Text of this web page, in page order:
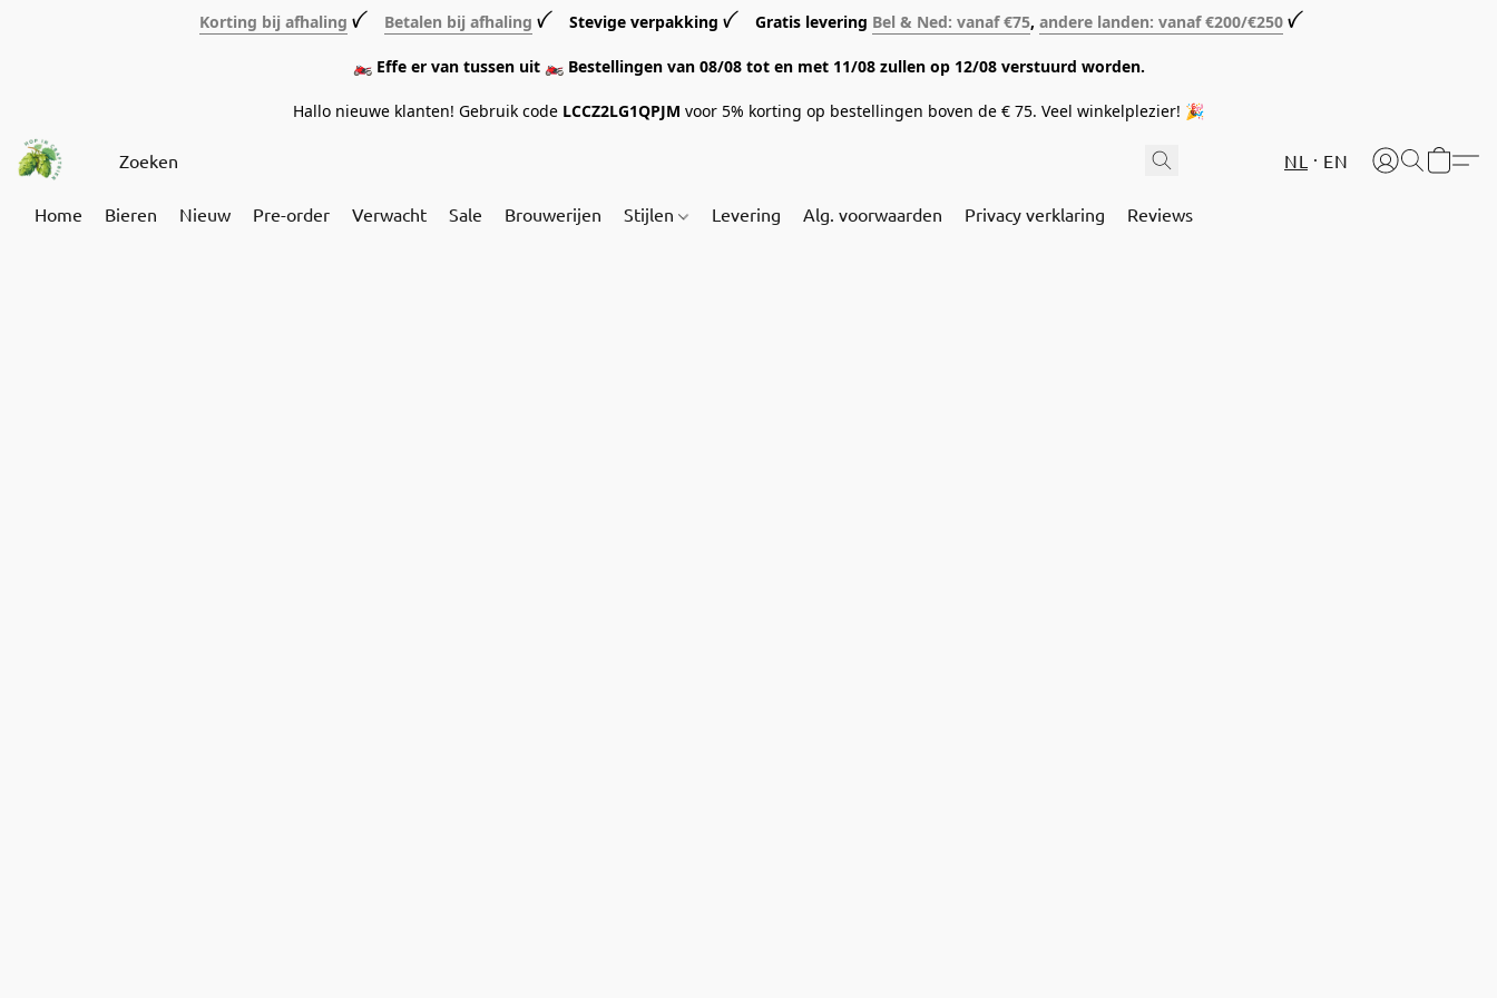
Korting bij afhaling ꪜ Betalen bij afhaling ꪜ Stevige verpakking ꪜ Gratis levering Bel & Ned: vanaf €75, andere landen: vanaf €200/€250 ꪜ
🏍️ Effe er van tussen uit 🏍️ Bestellingen van 08/08 tot en met 11/08 zullen op 12/08 verstuurd worden.
Hallo nieuwe klanten! Gebruik code LCCZ2LG1QPJM voor 5% korting op bestellingen boven de € 75. Veel winkelplezier! 🎉
NL EN
Home Bieren Nieuw Pre-order Verwacht Sale Brouwerijen Stijlen Levering Alg. voorwaarden Privacy verklaring Reviews